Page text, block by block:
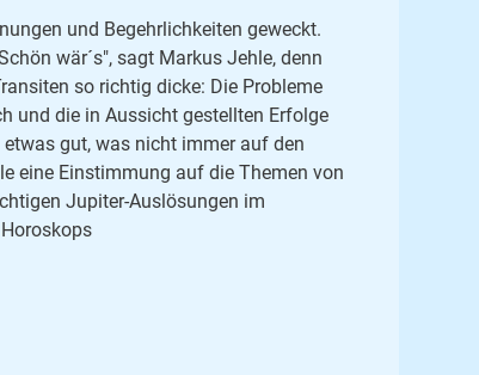
und Begehrlichkeiten geweckt.
wär´s", sagt Markus Jehle, denn
so richtig dicke: Die Probleme
und die in Aussicht gestellten Erfolge
gut, was nicht immer auf den
eine Einstimmung auf die Themen von
Jupiter-Auslösungen im